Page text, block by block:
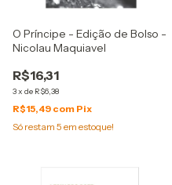
O Príncipe - Edição de Bolso -
Nicolau Maquiavel
R$16,31
3x de R$6,38
R$15,49 com Pix
Só restam 5 em estoque!